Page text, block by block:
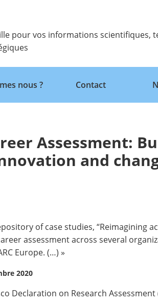
pour vos informations scientifiques,
Retour
nous ? Contact
Assessment:
and
of case studies, “Reimagining
assessment across several
Europe. (…) »
2020
Declaration on Research Assessment